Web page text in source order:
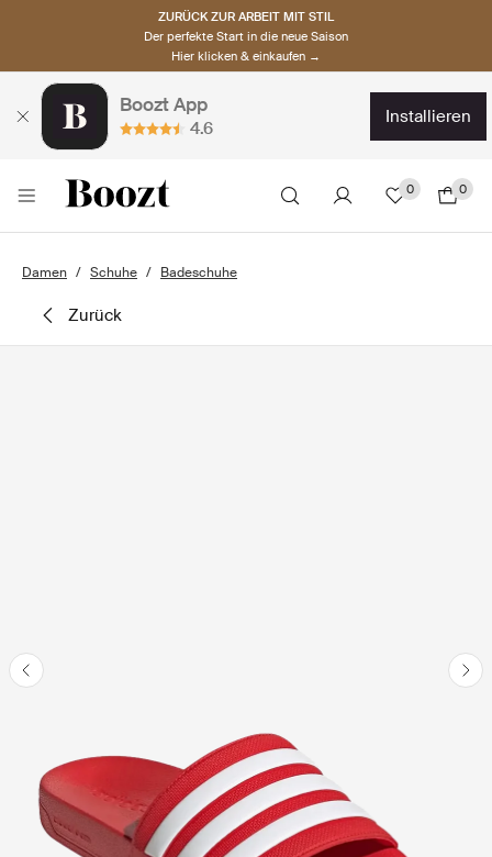
ZURÜCK ZUR ARBEIT MIT STIL
Der perfekte Start in die neue Saison
Hier klicken & einkaufen →
Boozt App
4.6
installieren
0 0
Damen Schuhe Badeschuhe
zurück